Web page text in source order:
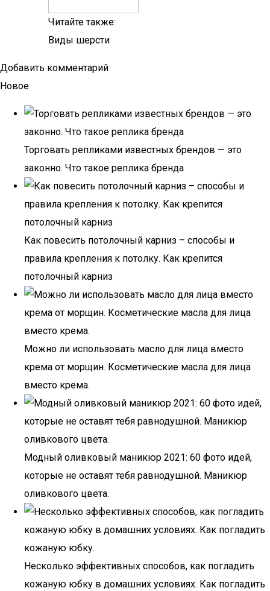
Читайте также:
Виды шерсти
Добавить комментарий
Новое
Торговать репликами известных брендов — это
законно. Что такое реплика бренда
Как повесить потолочный карниз – способы и
правила крепления к потолку. Как крепится
потолочный карниз
Можно ли использовать масло для лица вместо
крема от морщин. Косметические масла для лица
вместо крема.
Модный оливковый маникюр 2021: 60 фото идей,
которые не оставят тебя равнодушной. Маникюр
оливкового цвета.
Несколько эффективных способов, как погладить
кожаную юбку в домашних условиях. Как погладить